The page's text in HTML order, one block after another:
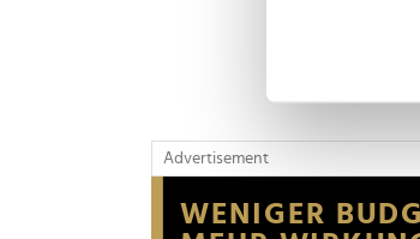
Erfahren Sie
Wir
Website an
Advertisement